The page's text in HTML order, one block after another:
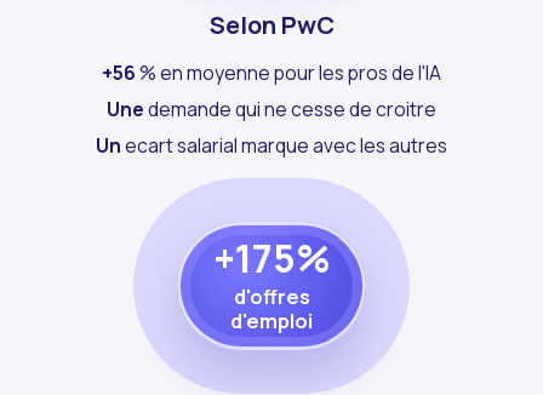
Selon PwC
+56% en moyenne pour les pros de l'IA
Unedemande qui ne cesse de croitre
Unecart salarial marque avec les autres
+175%
d'offres
d'emploi